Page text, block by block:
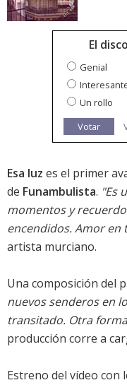
El
Genial
Un rollo
Votar
Esa luz es el primer
de Funambulista. "Es
momentos y
encendidos. Amor en
artista murciano.
Una composición del
nuevos senderos en
transitado. Otra
producción corre a
Estreno del vídeo con